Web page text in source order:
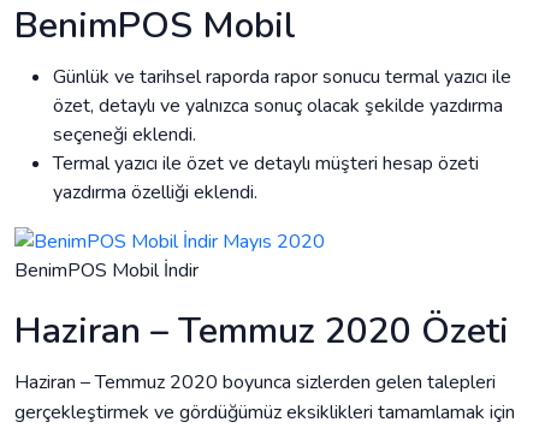
BenimPOS Mobil
Günlük ve tarihsel raporda rapor sonucu termal yazıcı ile
özet, detaylı ve yalnızca sonuç olacak şekilde yazdırma
seçeneği eklendi.
Termal yazıcı ile özet ve detaylı müşteri hesap özeti
yazdırma özelliği eklendi.
BenimPOS Mobil İndir
Haziran – Temmuz 2020 Özeti
Haziran – Temmuz 2020 boyunca sizlerden gelen talepleri
gerçekleştirmek ve gördüğümüz eksiklikleri tamamlamak için